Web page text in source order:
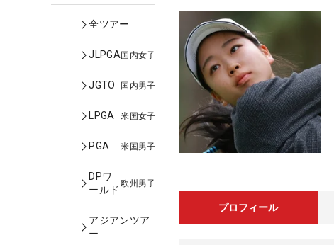
全ツアー
JLPGA国内女子
JGTO 国内男子
LPGA 米国女子
PGA 米国男子
DPワ
ールド
欧州男子
アジアンツア
ー
プロフィール